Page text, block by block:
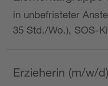
in unbefristeter
35 Std./Wo.), SOS-
Erzieherin (m/w/